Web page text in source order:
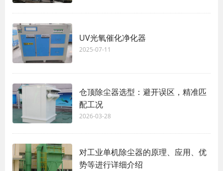
UV光氧催化净化器
2025-07-11
仓顶除尘器选型：避开误区，精准匹
配工况
2026-03-28
对工业单机除尘器的原理、应用、优
势等进行详细介绍